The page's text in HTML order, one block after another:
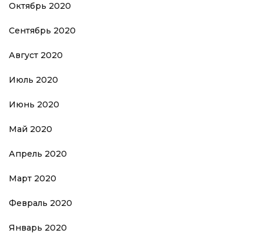
Октябрь 2020
Сентябрь 2020
Август 2020
Июль 2020
Июнь 2020
Май 2020
Апрель 2020
Март 2020
Февраль 2020
Январь 2020